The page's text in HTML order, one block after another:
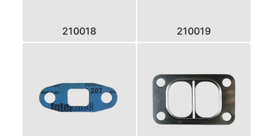
210018 210019